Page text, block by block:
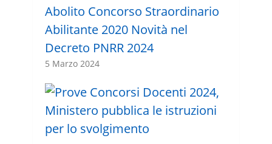
Abolito Concorso Straordinario
Abilitante 2020 Novità nel
Decreto PNRR 2024
5 Marzo 2024